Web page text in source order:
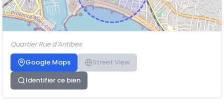
Quartier Rue d'Antibes
Google Maps
Street View
Identifier ce bien